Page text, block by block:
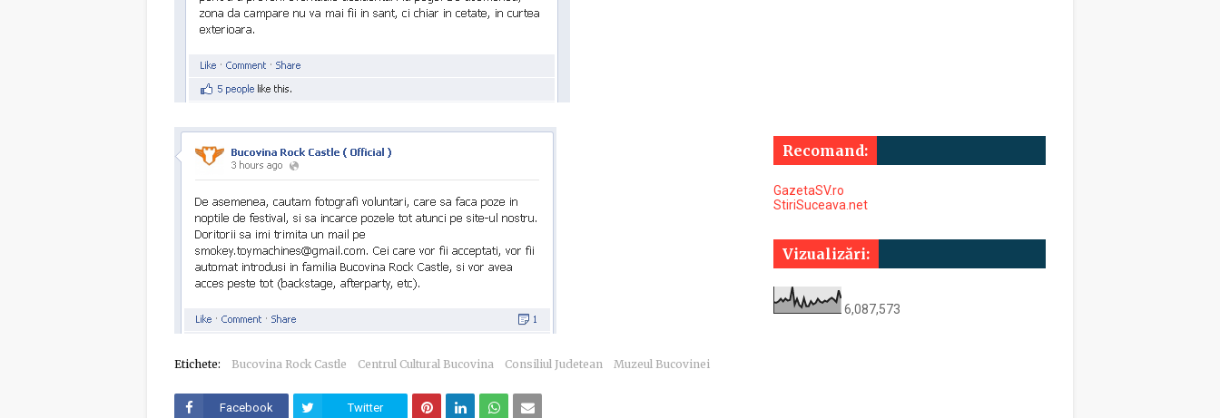
Etichete: Bucovina Rock Castle Centrul Cultural Bucovina Consiliul Judetean Muzeul Bucovinei
Facebook Twitter
Recomand:
GazetaSV.ro
StiriSuceava.net
Vizualizări:
6,087,573